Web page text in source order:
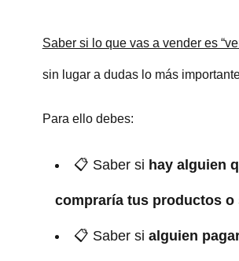
Saber si lo que vas a vender es
sin lugar a dudas lo más
Para ello debes:
📋 Saber si hay alguien
compraría tus productos o
📋 Saber si alguien